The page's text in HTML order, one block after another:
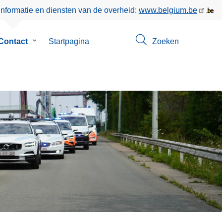
en diensten van de overheid: www.belgium.be
SubmenuStartpagina Zoeken